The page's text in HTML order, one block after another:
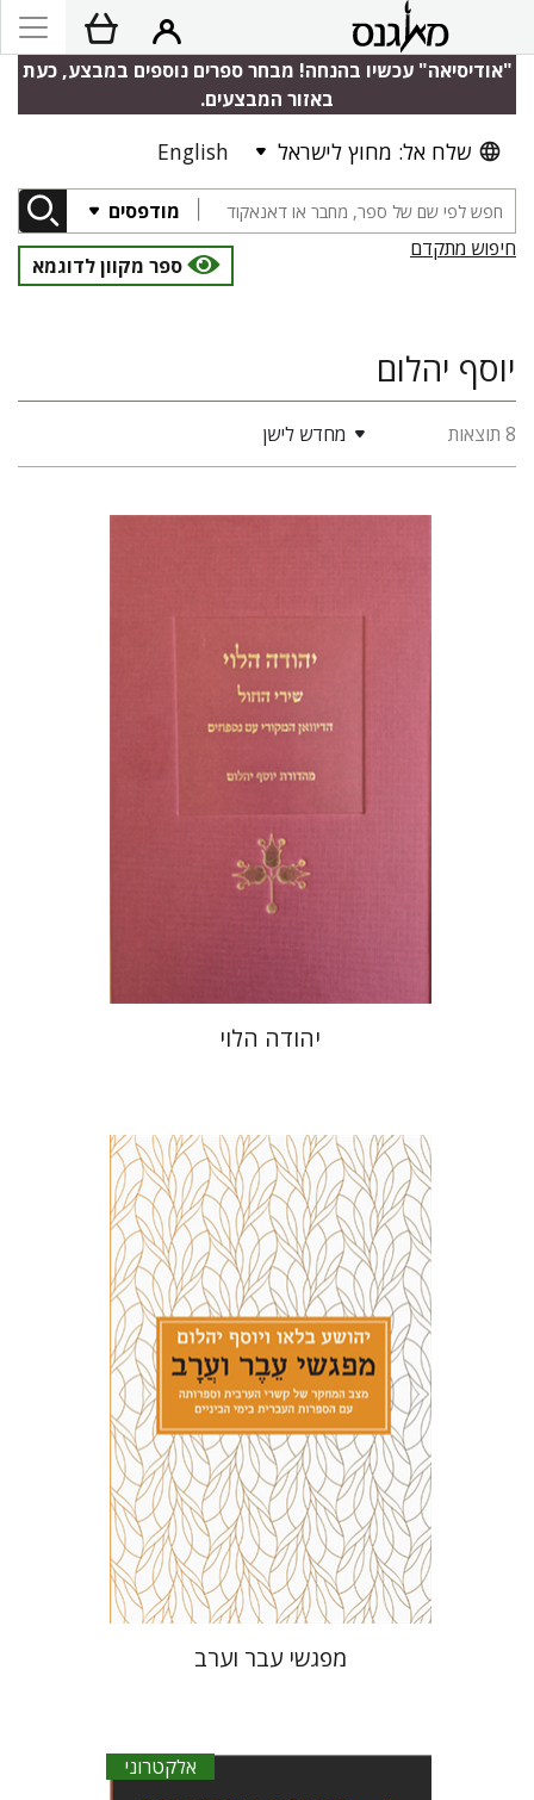
"אודיסיאה" עכשיו בהנחה! מבחר ספרים נוספים במבצע, כעת
באזור המבצעים.
שלח אל: מחוץ לישראל English
מודפסים
חיפוש מתקדם
ספר מקוון לדוגמא
יוסף יהלום
8 תוצאות מחדש לישן
הנחת אתר ספר מודפס
יהודה הלוי
יהושע בלאו יוסף יהלום
הנחת אתר ספר מודפס
$30
$27
מפגשי עבר וערב
אלקטרוני